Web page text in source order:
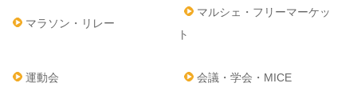
マラソン・リレー
マルシェ・フリーマーケッ
ト
運動会 会議・学会・MICE